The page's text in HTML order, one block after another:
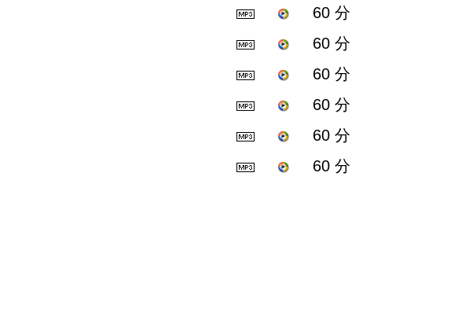
60 分
60 分
60 分
60 分
60 分
60 分